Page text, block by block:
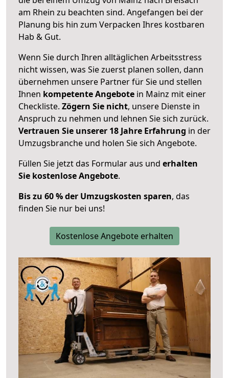
am Rhein zu beachten sind. Angefangen bei der
Planung bis hin zum Verpacken Ihres kostbaren
Hab & Gut.
Wenn Sie durch Ihren alltäglichen Arbeitsstress
nicht wissen, was Sie zuerst planen sollen, dann
übernehmen unsere Partner für Sie und stellen
Ihnen kompetente Angebote in Mainz mit einer
Checkliste. Zögern Sie nicht, unsere Dienste in
Anspruch zu nehmen und lehnen Sie sich zurück.
Vertrauen Sie unserer 18 Jahre Erfahrung in der
Umzugsbranche und holen Sie sich Angebote.
Füllen Sie jetzt das Formular aus und erhalten
Sie kostenlose Angebote.
Bis zu 60 % der Umzugskosten sparen, das
finden Sie nur bei uns!
Kostenlose Angebote erhalten